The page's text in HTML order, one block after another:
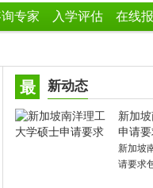
专家 入学评估 在线
最 新动态
新加
申请
新加坡
请要求